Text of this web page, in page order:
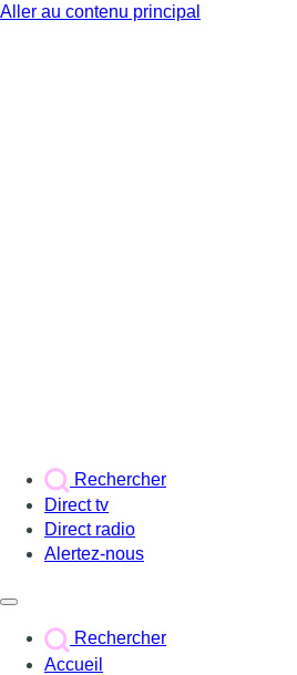
Aller au contenu principal
Rechercher
Direct tv
Direct radio
Alertez-nous
Rechercher
Accueil